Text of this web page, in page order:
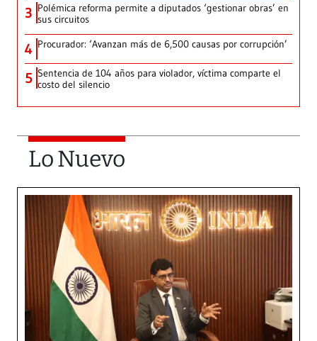
3 Polémica reforma permite a diputados ‘gestionar obras’ en
sus circuitos
4 Procurador: ‘Avanzan más de 6,500 causas por corrupción’
5 Sentencia de 104 años para violador, víctima comparte el
costo del silencio
Lo Nuevo